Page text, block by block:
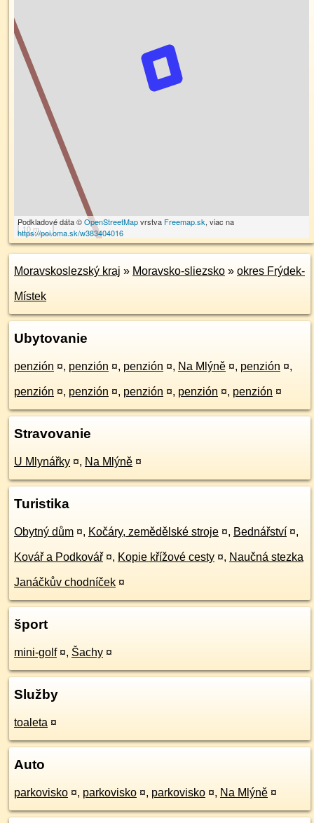
10 m
Podkladové dáta ©OpenStreetMapvrstva Freemap.sk, viac na
https://poi.oma.sk/w383404016
Moravskoslezský kraj » Moravsko-sliezsko » okres Frýdek-
Místek
Ubytovanie
penzión ¤, penzión ¤, penzión ¤, Na Mlýně ¤, penzión ¤,
penzión ¤, penzión ¤, penzión ¤, penzión ¤, penzión ¤
Stravovanie
U Mlynářky ¤, Na Mlýně ¤
Turistika
Obytný dům ¤, Kočáry, zemědělské stroje ¤, Bednářství ¤,
Kovář a Podkovář ¤, Kopie křížové cesty ¤, Naučná stezka
Janáčkův chodníček ¤
šport
mini-golf ¤, Šachy ¤
Služby
toaleta ¤
Auto
parkovisko ¤, parkovisko ¤, parkovisko ¤, Na Mlýně ¤